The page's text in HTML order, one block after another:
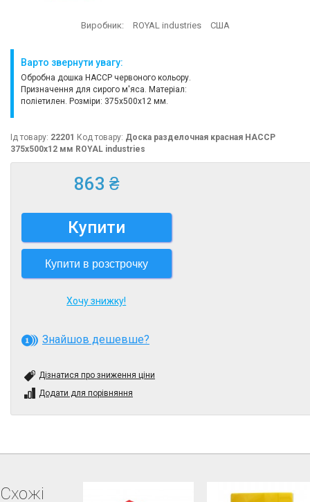
Виробник: ROYAL industries США
Варто звернути увагу:
Обробна дошка HACCP червоного кольору.
Призначення для сирого м'яса. Матеріал:
поліетилен. Розміри: 375х500х12 мм.
Ід товару: 22201 Код товару: Доска разделочная красная HACCP
375х500х12 мм ROYAL industries
863 ₴
Купити
Купити в розстрочку
Хочу знижку!
Знайшов дешевше?
Дізнатися про зниження ціни
Додати для порівняння
Схожі